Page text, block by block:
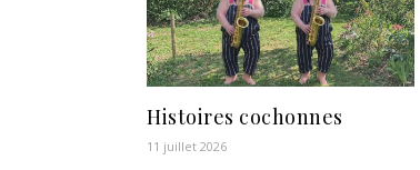
Histoires cochonnes
11 juillet 2026